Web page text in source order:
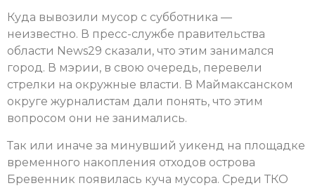
Куда вывозили мусор с субботника —
неизвестно. В пресс-службе правительства
области News29 сказали, что этим занимался
город. В мэрии, в свою очередь, перевели
стрелки на окружные власти. В Маймаксанском
округе журналистам дали понять, что этим
вопросом они не занимались.
Так или иначе за минувший уикенд на площадке
временного накопления отходов острова
Бревенник появилась куча мусора. Среди ТКО